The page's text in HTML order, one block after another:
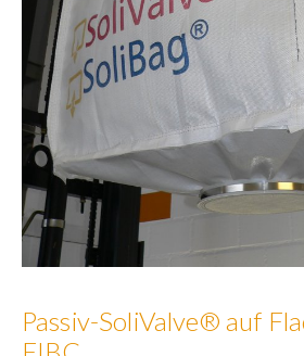
Passiv-SoliValve® auf